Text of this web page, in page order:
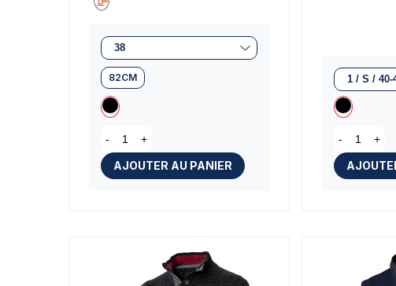
82CM
- +
AJOUTER AU PANIER
- +